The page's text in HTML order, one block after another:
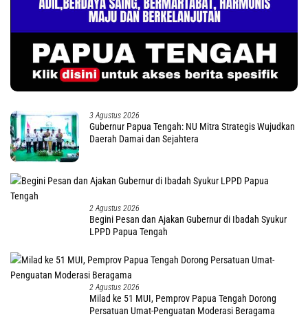
3 Agustus 2026
Gubernur Papua Tengah: NU Mitra Strategis Wujudkan
Daerah Damai dan Sejahtera
2 Agustus 2026
Begini Pesan dan Ajakan Gubernur di Ibadah Syukur
LPPD Papua Tengah
2 Agustus 2026
Milad ke 51 MUI, Pemprov Papua Tengah Dorong
Persatuan Umat-Penguatan Moderasi Beragama